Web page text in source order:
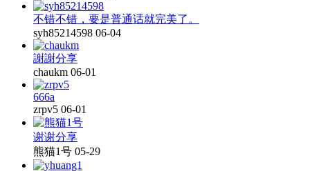
不错不错，要是普通话就完美了。
syh85214598 06-04
謝謝分享
chaukm 06-01
666a
zrpv5 06-01
谢谢分享
熊猫1号 05-29